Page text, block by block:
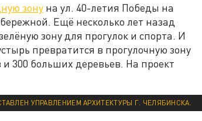
зону на ул. 40-летия Победы на
Ещё несколько лет назад
зону для прогулок и спорта. И
превратится в прогулочную зону
300 больших деревьев. На проект
УПРАВЛЕНИЕМ АРХИТЕКТУРЫ Г. ЧЕЛЯБИНСКА.